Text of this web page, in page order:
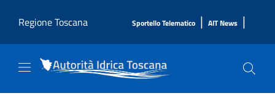
Regione Toscana
Sportello Telematico | AIT News |